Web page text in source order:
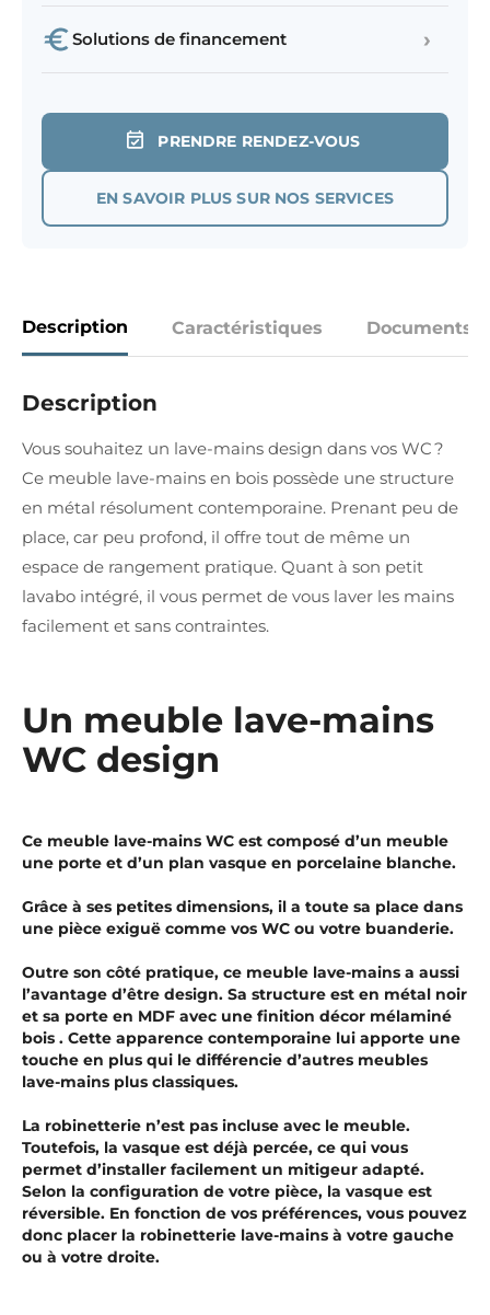
Solutions de financement ›
PRENDRE RENDEZ-VOUS
EN SAVOIR PLUS SUR NOS SERVICES
Description Caractéristiques Documents
Description
Vous souhaitez un lave-mains design dans vos WC ?
Ce meuble lave-mains en bois possède une structure
en métal résolument contemporaine. Prenant peu de
place, car peu profond, il offre tout de même un
espace de rangement pratique. Quant à son petit
lavabo intégré, il vous permet de vous laver les mains
facilement et sans contraintes.
Un meuble lave-mains
WC design
Ce meuble lave-mains WC est composé d’un meuble
une porte et d’un plan vasque en porcelaine blanche.
Grâce à ses petites dimensions, il a toute sa place dans
une pièce exiguë comme vos WC ou votre buanderie.
Outre son côté pratique, ce meuble lave-mains a aussi
l’avantage d’être design. Sa structure est en métal noir
et sa porte en MDF avec une finition décor mélaminé
bois . Cette apparence contemporaine lui apporte une
touche en plus qui le différencie d’autres meubles
lave-mains plus classiques.
La robinetterie n’est pas incluse avec le meuble.
Toutefois, la vasque est déjà percée, ce qui vous
permet d’installer facilement un mitigeur adapté.
Selon la configuration de votre pièce, la vasque est
réversible. En fonction de vos préférences, vous pouvez
donc placer la robinetterie lave-mains à votre gauche
ou à votre droite.